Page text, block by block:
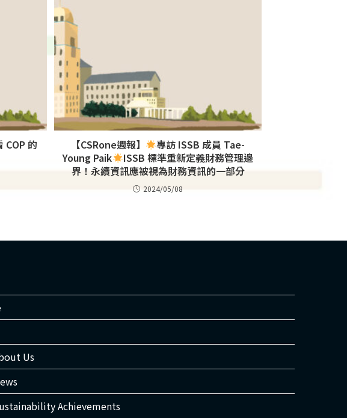
COP 的
【CSRone週報】
專訪 ISSB 成員 Tae-
Young Paik
ISSB 標準重新定義財務管理邊
界！永續資訊應被視為財務資訊的一部分
2024/05/08
Us
Achievements